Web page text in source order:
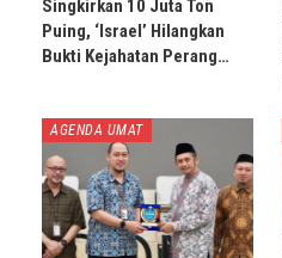
Singkirkan 10 Juta Ton
Puing, ‘Israel’ Hilangkan
Bukti Kejahatan Perang…
AGENDA UMAT